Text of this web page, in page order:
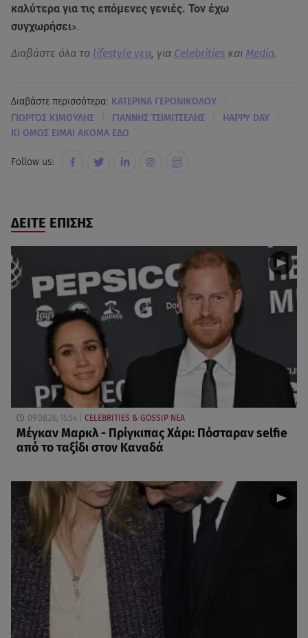
καλύτερα για τις επόμενες γενιές. Τον έχω
συγχωρήσει».
Διαβάστε όλα τα lifestyle νεα, για Celebrities και Media.
Διαβάστε περισσότερα: ΚΑΤΕΡΙΝΑ ΓΕΡΟΝΙΚΟΛΟΥ
ΓΙΩΡΓΟΣ ΚΙΜΟΥΛΗΣ ΓΙΑΝΝΗΣ ΤΣΙΜΙΤΣΕΛΗΣ HAPPY DAY
ΚΙ ΟΜΩΣ ΕΙΜΑΙ ΑΚΟΜΑ ΕΔΩ
Follow us:
ΔΕΙΤΕ ΕΠΙΣΗΣ
09.08.26, 15:54 CELEBRITIES & GOSSIP ΝΕΑ
Μέγκαν Μαρκλ - Πρίγκιπας Χάρι: Πόσταραν selfie
από το ταξίδι στον Καναδά